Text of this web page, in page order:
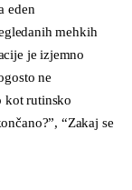
eden
mehkih
je izjemno
ne
kot rutinsko
“Zakaj se